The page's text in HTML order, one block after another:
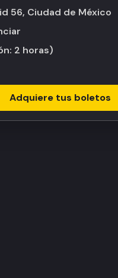
56, Ciudad de México
2 horas)
Adquiere tus boletos